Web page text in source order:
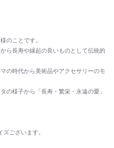
のことです。
ら長寿や縁起の良いものとして伝統的
の時代から美術品やアクセサリーのモ
の様子から「長寿・繁栄・永遠の愛」
ございます。